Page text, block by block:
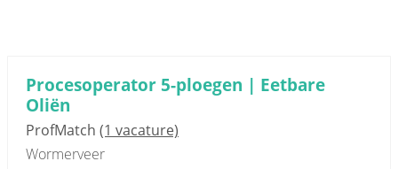
Procesoperator 5-ploegen | Eetbare
Oliën
ProfMatch (1 vacature)
Wormerveer